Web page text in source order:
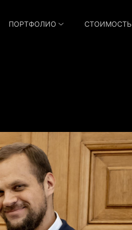
ПОРТФОЛИО СТОИМОСТЬ